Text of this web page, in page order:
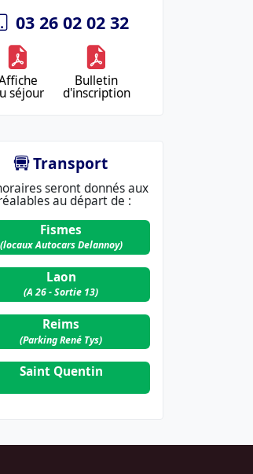
03 26 02 02 32
séjour
Bulletin
d'inscription
Transport
seront donnés aux
au départ de :
Fismes
(locaux Autocars Delannoy)
Laon
(A 26 - Sortie 13)
Reims
(Parking René Tys)
Saint Quentin